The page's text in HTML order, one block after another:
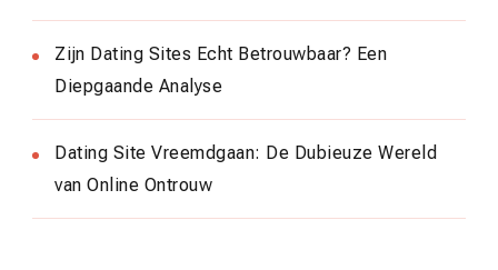
Zijn Dating Sites Echt Betrouwbaar? Een
Diepgaande Analyse
Dating Site Vreemdgaan: De Dubieuze Wereld
van Online Ontrouw